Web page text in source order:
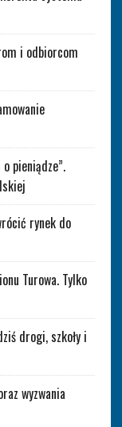
i odbiorcom
pieniądze”.
rynek do
Turowa. Tylko
drogi, szkoły i
wyzwania